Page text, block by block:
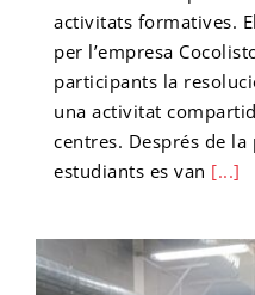
activitats formatives.
per l’empresa
participants la
una activitat
centres. Després de
estudiants es van [...]